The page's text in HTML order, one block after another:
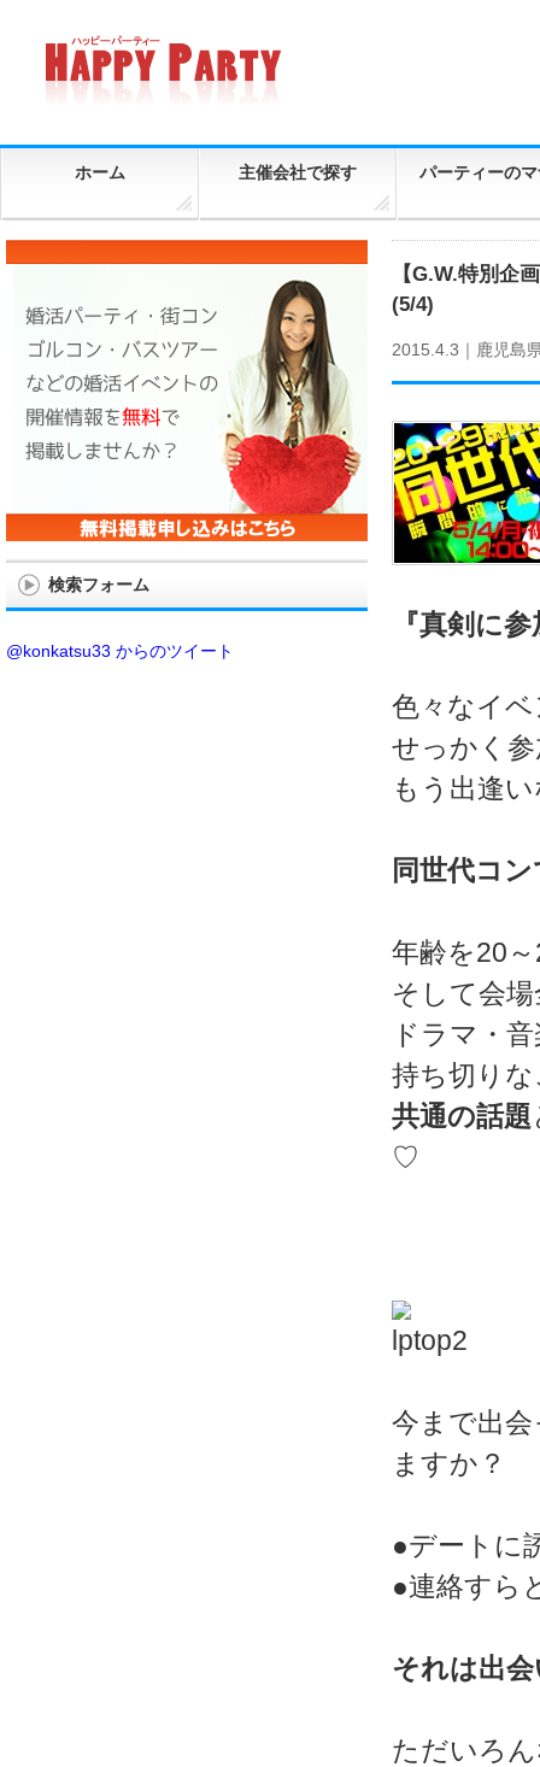
ホーム 主催会社で探す パーティーの
【G.W.特別企
(5/4)
2015.4.3｜ 鹿児島
『真剣に
色々なイ
せっかく
もう出逢
同世代コ
年齢を20
そして会
ドラマ・
持ち切り
共通の話題
♡
今まで出
ますか？
●デートに
●連絡すら
それは出
ただいろ
検索フォーム
@konkatsu33 からのツイート